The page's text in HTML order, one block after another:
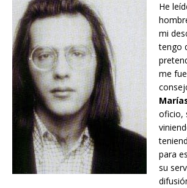
He
mi
tengo
me
oficio,
para
su